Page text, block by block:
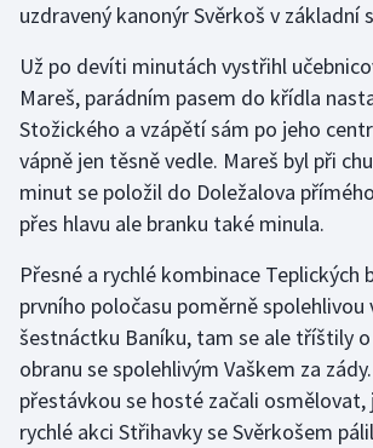
Házená
Jezdectví
Judo
Krasobruslení
Lyže a snowboard
Moderní pětiboj
Motorsport
uzdravený kanonýr Svěrkoš v základní
Už po devíti minutách vystřihl
Mareš, parádním pasem do křídla
Stožického a vzápětí sám po jeho
vápně jen těsně vedle. Mareš byl při
minut se položil do Doležalova
přes hlavu ale branku také minula.
Přesné a rychlé kombinace Teplických
prvního poločasu poměrně
šestnáctku Baníku, tam se ale tříštily
obranu se spolehlivým Vaškem za
přestávkou se hosté začali osmělovat,
rychlé akci Střihavky se Svěrkošem